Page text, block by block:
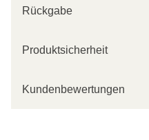
Rückgabe
Produktsicherheit
Kundenbewertungen